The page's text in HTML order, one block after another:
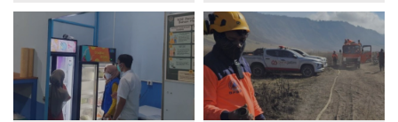
Bromo